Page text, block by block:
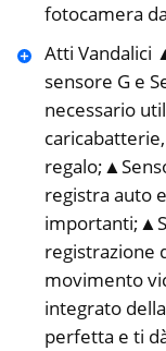
fotocamera
Atti Vandalici
sensore G e
necessario
registra auto
registrazione
movimento
integrato
perfetta e ti